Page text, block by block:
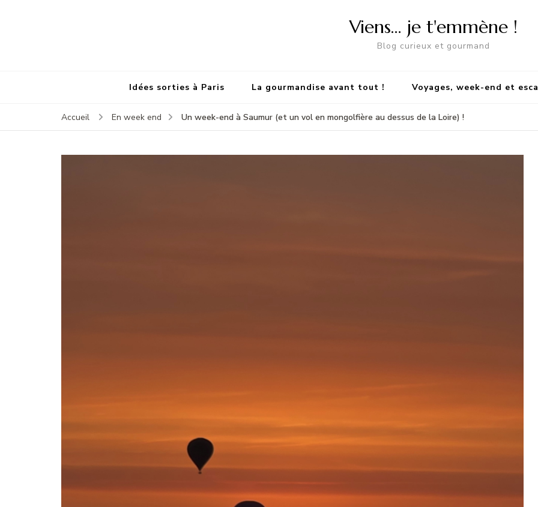
Viens… je t'emmène !
Blog curieux et gourmand
Idées sorties à Paris La gourmandise avant tout ! Voyages, week-end et
Accueil En week end Un week-end à Saumur (et un vol en mongolfière au dessus de la Loire) !